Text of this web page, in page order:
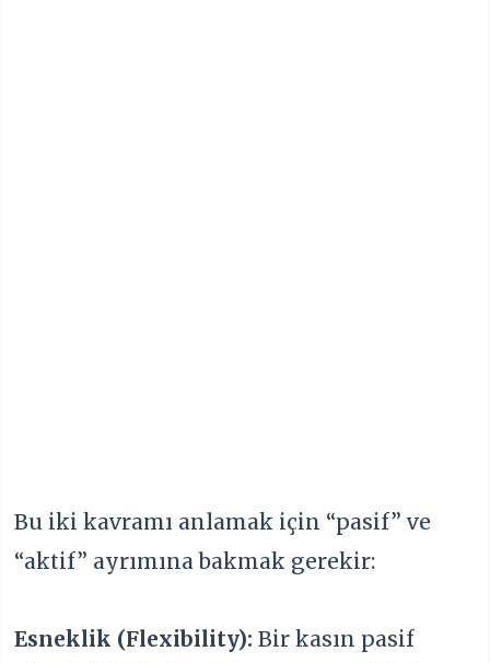
Bu iki kavramı anlamak için “pasif” ve
“aktif” ayrımına bakmak gerekir:
Esneklik (Flexibility): Bir kasın pasif